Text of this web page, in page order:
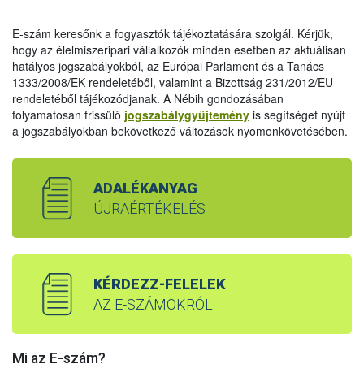
E-szám keresőnk a fogyasztók tájékoztatására szolgál. Kérjük,
hogy az élelmiszeripari vállalkozók minden esetben az aktuálisan
hatályos jogszabályokból, az Európai Parlament és a Tanács
1333/2008/EK rendeletéből, valamint a Bizottság 231/2012/EU
rendeletéből tájékozódjanak. A Nébih gondozásában
folyamatosan frissülő jogszabálygyűjtemény is segítséget nyújt
a jogszabályokban bekövetkező változások nyomonkövetésében.
ADALÉKANYAG
ÚJRAÉRTÉKELÉS
KÉRDEZZ-FELELEK
AZ E-SZÁMOKRÓL
Mi az E-szám?